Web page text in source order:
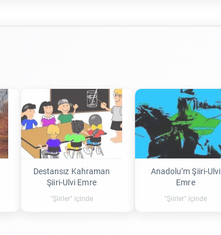
Destansız Kahraman
Şiiri-Ulvi Emre
"Şiirler" içinde
Anadolu’m Şiiri-Ulvi
Emre
"Şiirler" içinde